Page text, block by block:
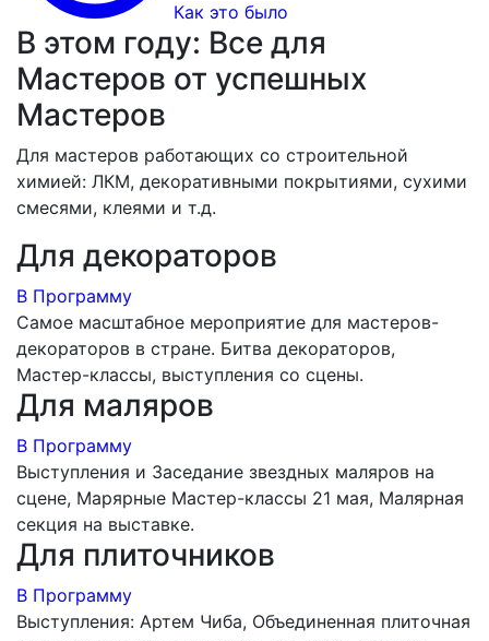
Как это было
В этом году: Все для
Мастеров от успешных
Мастеров
Для мастеров работающих со строительной
химией: ЛКМ, декоративными покрытиями, сухими
смесями, клеями и т.д.
Для декораторов
В Программу
Самое масштабное мероприятие для мастеров-
декораторов в стране. Битва декораторов,
Мастер-классы, выступления со сцены.
Для маляров
В Программу
Выступления и Заседание звездных маляров на
сцене, Марярные Мастер-классы 21 мая, Малярная
секция на выставке.
Для плиточников
В Программу
Выступления: Артем Чиба, Объединенная плиточная